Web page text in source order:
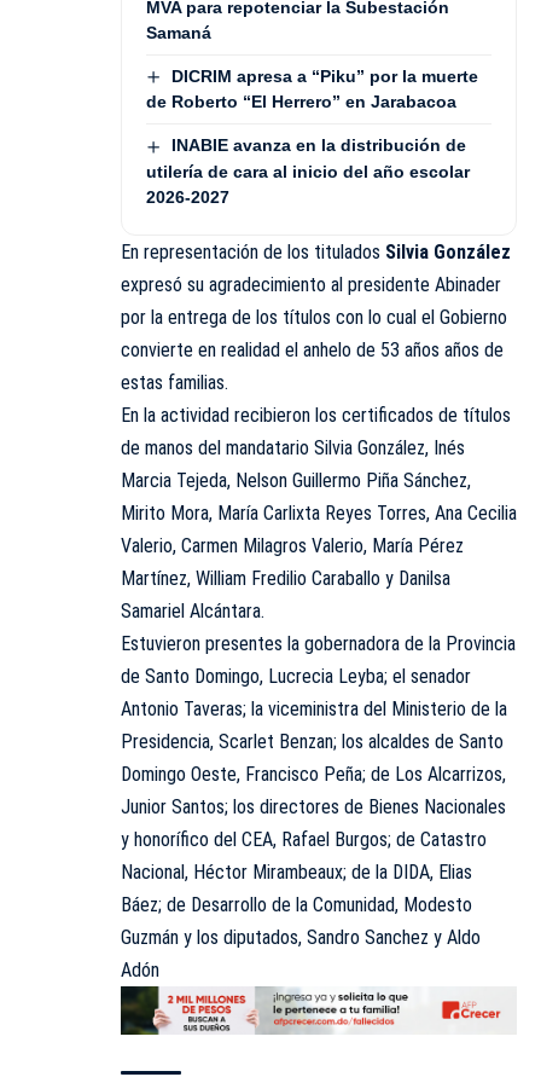
MVA para repotenciar la Subestación
Samaná
DICRIM apresa a “Piku” por la muerte
de Roberto “El Herrero” en Jarabacoa
INABIE avanza en la distribución de
utilería de cara al inicio del año escolar
2026-2027
En representación de los titulados Silvia González
expresó su agradecimiento al presidente Abinader
por la entrega de los títulos con lo cual el Gobierno
convierte en realidad el anhelo de 53 años años de
estas familias.
En la actividad recibieron los certificados de títulos
de manos del mandatario Silvia González, Inés
Marcia Tejeda, Nelson Guillermo Piña Sánchez,
Mirito Mora, María Carlixta Reyes Torres, Ana Cecilia
Valerio, Carmen Milagros Valerio, María Pérez
Martínez, William Fredilio Caraballo y Danilsa
Samariel Alcántara.
Estuvieron presentes la gobernadora de la Provincia
de Santo Domingo, Lucrecia Leyba; el senador
Antonio Taveras; la viceministra del Ministerio de la
Presidencia, Scarlet Benzan; los alcaldes de Santo
Domingo Oeste, Francisco Peña; de Los Alcarrizos,
Junior Santos; los directores de Bienes Nacionales
y honorífico del CEA, Rafael Burgos; de Catastro
Nacional, Héctor Mirambeaux; de la DIDA, Elias
Báez; de Desarrollo de la Comunidad, Modesto
Guzmán y los diputados, Sandro Sanchez y Aldo
Adón